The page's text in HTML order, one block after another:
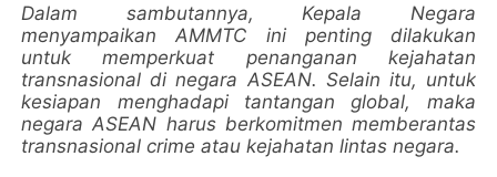
Dalam sambutannya, Kepala Negara
menyampaikan AMMTC ini penting dilakukan
untuk memperkuat penanganan kejahatan
transnasional di negara ASEAN. Selain itu, untuk
kesiapan menghadapi tantangan global, maka
negara ASEAN harus berkomitmen memberantas
transnasional crime atau kejahatan lintas negara.